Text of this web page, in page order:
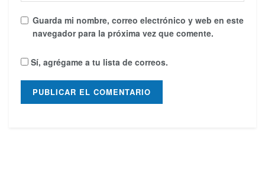
Guarda mi nombre, correo electrónico y web en este
navegador para la próxima vez que comente.
Sí, agrégame a tu lista de correos.